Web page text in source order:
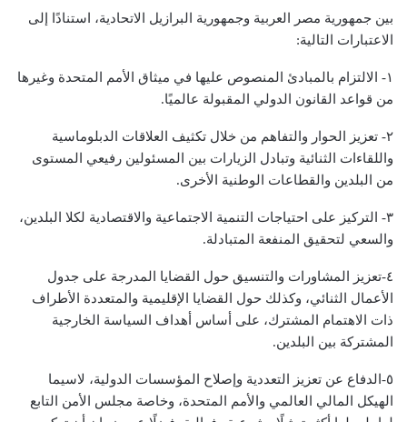
بين جمهورية مصر العربية وجمهورية البرازيل الاتحادية، استنادًا إلى
الاعتبارات التالية:
١- الالتزام بالمبادئ المنصوص عليها في ميثاق الأمم المتحدة وغيرها
من قواعد القانون الدولي المقبولة عالميًا.
٢- تعزيز الحوار والتفاهم من خلال تكثيف العلاقات الدبلوماسية
واللقاءات الثنائية وتبادل الزيارات بين المسئولين رفيعي المستوى
من البلدين والقطاعات الوطنية الأخرى.
٣- التركيز على احتياجات التنمية الاجتماعية والاقتصادية لكلا البلدين،
والسعي لتحقيق المنفعة المتبادلة.
٤-​تعزيز المشاورات والتنسيق حول القضايا المدرجة على جدول
الأعمال الثنائي، وكذلك حول القضايا الإقليمية والمتعددة الأطراف
ذات الاهتمام المشترك، على أساس أهداف السياسة الخارجية
المشتركة بين البلدين.
٥-​الدفاع عن تعزيز التعددية وإصلاح المؤسسات الدولية، لاسيما
الهيكل المالي العالمي والأمم المتحدة، وخاصة مجلس الأمن التابع